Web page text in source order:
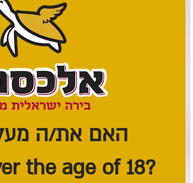
האם את/ה מעל
?Are you over the age of 18